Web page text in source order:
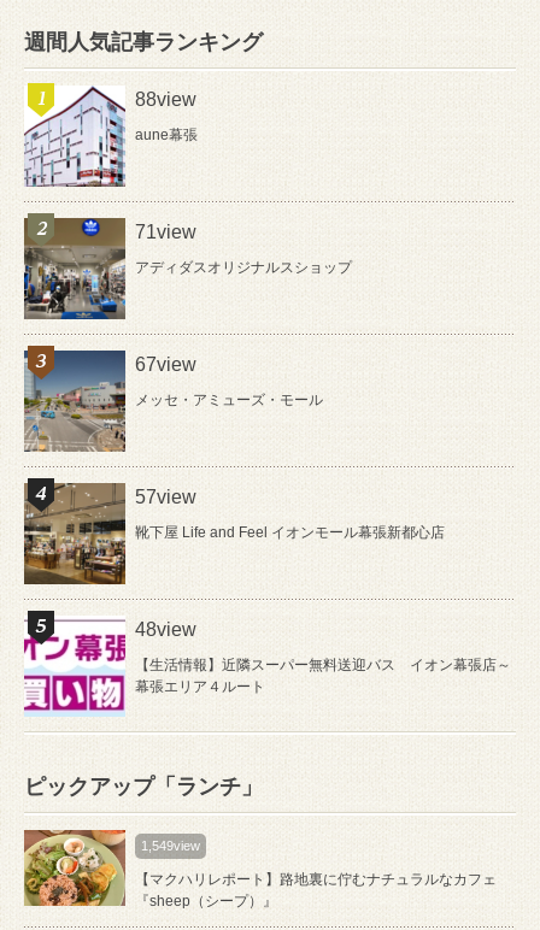
週間人気記事ランキング
88view
aune幕張
71view
アディダスオリジナルスショップ
67view
メッセ・アミューズ・モール
57view
靴下屋 Life and Feel イオンモール幕張新都心店
48view
【生活情報】近隣スーパー無料送迎バス イオン幕張店～
幕張エリア４ルート
ピックアップ「ランチ」
1,549view
【マクハリレポート】路地裏に佇むナチュラルなカフェ
『sheep（シープ）』